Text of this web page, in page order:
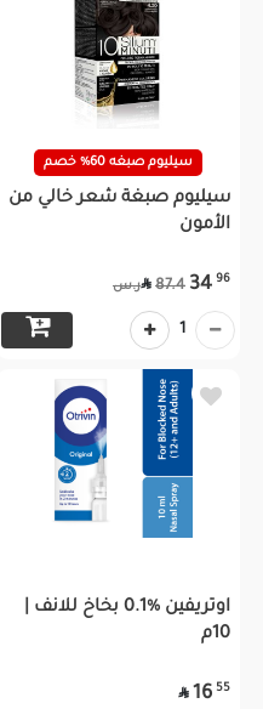
سيليوم صبغه 60% خصم
سيليوم صبغة شعر خالي من
الأمون
96
34
 87.4 ر.س
1
اوتريفين %0.1 بخاخ للانف |
10م
55
16
